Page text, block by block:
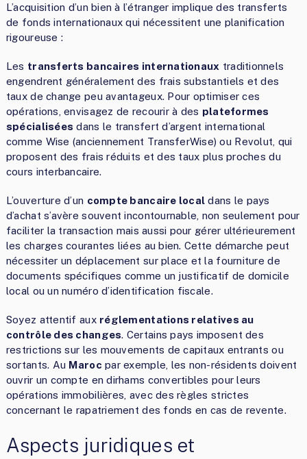
L’acquisition d’un bien à l’étranger implique des transferts
de fonds internationaux qui nécessitent une planification
rigoureuse :
Les transferts bancaires internationaux traditionnels
engendrent généralement des frais substantiels et des
taux de change peu avantageux. Pour optimiser ces
opérations, envisagez de recourir à des plateformes
spécialisées dans le transfert d’argent international
comme Wise (anciennement TransferWise) ou Revolut, qui
proposent des frais réduits et des taux plus proches du
cours interbancaire.
L’ouverture d’un compte bancaire local dans le pays
d’achat s’avère souvent incontournable, non seulement pour
faciliter la transaction mais aussi pour gérer ultérieurement
les charges courantes liées au bien. Cette démarche peut
nécessiter un déplacement sur place et la fourniture de
documents spécifiques comme un justificatif de domicile
local ou un numéro d’identification fiscale.
Soyez attentif aux réglementations relatives au
contrôle des changes. Certains pays imposent des
restrictions sur les mouvements de capitaux entrants ou
sortants. Au Maroc par exemple, les non-résidents doivent
ouvrir un compte en dirhams convertibles pour leurs
opérations immobilières, avec des règles strictes
concernant le rapatriement des fonds en cas de revente.
Aspects juridiques et